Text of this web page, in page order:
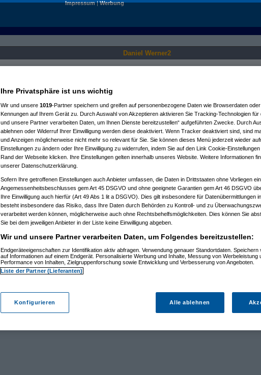
Impressum|Werbung
Daniel Werner2
Ihre Privatsphäre ist uns wichtig
Wir und unsere 1019-Partner speichern und greifen auf personenbezogene Daten wie Browserdaten
Kennungen auf Ihrem Gerät zu. Durch Auswahl von Akzeptieren aktivieren Sie Tracking-Technologien für
und unsere Partner verarbeiten Daten, um Ihnen Dienste bereitzustellen“ aufgeführten Zwecke. Durch
ablehnen oder Widerruf Ihrer Einwilligung werden diese deaktiviert. Wenn Tracker deaktiviert sind, sind
und Anzeigen möglicherweise nicht mehr so relevant für Sie. Sie können dieses Menü jederzeit wieder
Einstellungen zu ändern oder Ihre Einwilligung zu widerrufen, indem Sie auf den Link Cookie-
Rand der Webseite klicken. Ihre Einstellungen gelten innerhalb unseres Website. Weitere Informationen
unserer Datenschutzerklärung.
Sofern Ihre getroffenen Einstellungen auch Anbieter umfassen, die Daten in Drittstaaten ohne Vorliegen
Angemessenheitsbeschlusses gem Art 45 DSGVO und ohne geeignete Garantien gem Art 46 DSGVO
Ihre Einwilligung auch hierfür (Art 49 Abs 1 lit a DSGVO). Dies gilt insbesondere für Datenübermittlungen
besteht insbesondere das Risiko, dass Ihre Daten durch Behörden zu Kontroll- und zu
verarbeitet werden können, möglicherweise auch ohne Rechtsbehelfsmöglichkeiten. Dies können Sie
Sie bei dem jeweiligen Anbieter in der Liste keine Einwilligung abgeben.
Wir und unsere Partner verarbeiten Daten, um Folgendes bereitzustellen:
Endgeräteeigenschaften zur Identifikation aktiv abfragen. Verwendung genauer Standortdaten. Speichern
auf Informationen auf einem Endgerät. Personalisierte Werbung und Inhalte, Messung von Werbeleistung
Performance von Inhalten, Zielgruppenforschung sowie Entwicklung und Verbesserung von Angeboten.
Liste der Partner (Lieferanten)
Konfigurieren Alle ablehnen